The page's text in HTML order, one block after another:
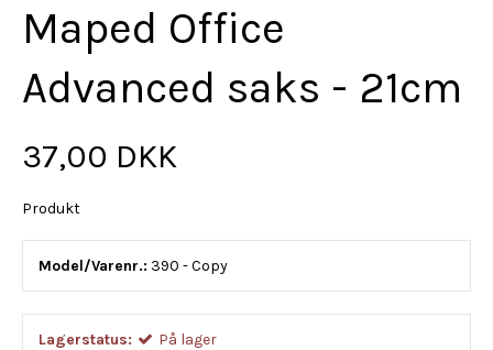
Maped Office
Advanced saks - 21cm
37,00 DKK
Produkt
Model/Varenr.: 390 - Copy
Lagerstatus: På lager